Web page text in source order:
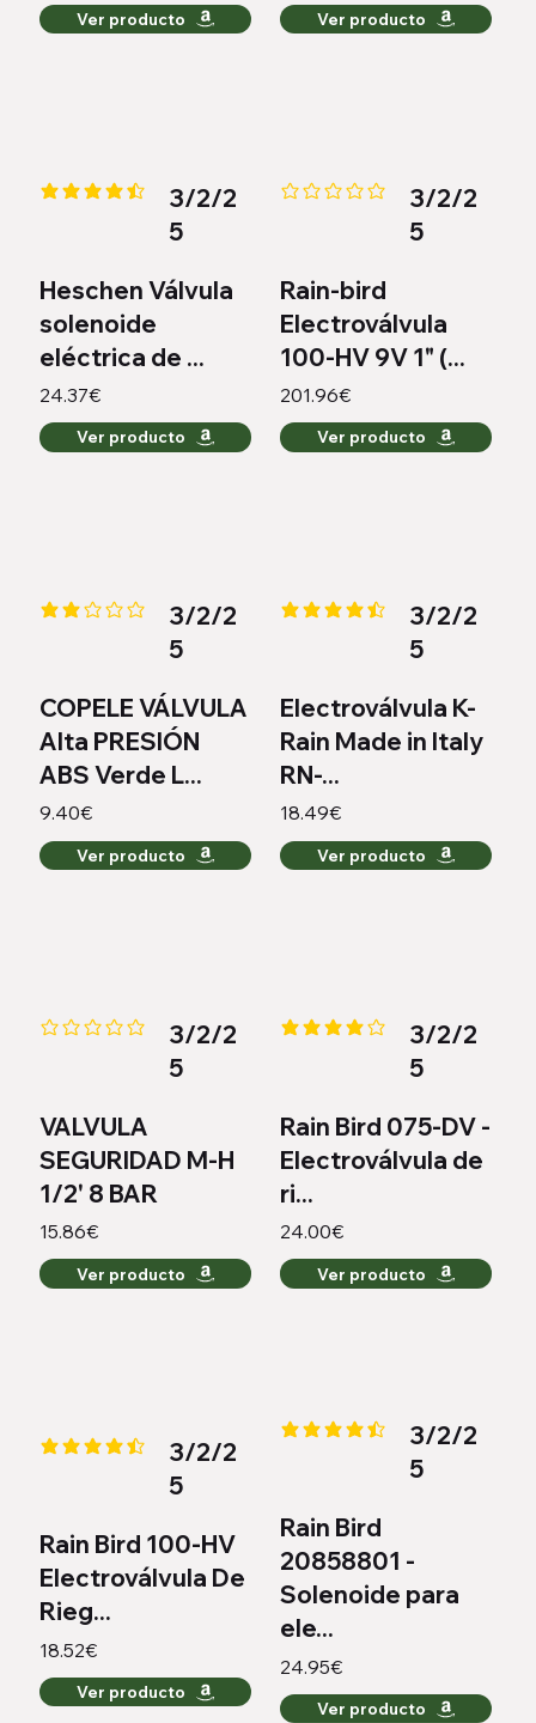
Ver producto Ver producto
la calificación promedio es 4.3 de 5
3/2/2
5
Heschen Válvula
solenoide
eléctrica de ...
24.37€
Ver producto
Aún no hay calificaciones
3/2/2
5
Rain-bird
Electroválvula
100-HV 9V 1" (...
201.96€
Ver producto
la calificación promedio es 2 de 5
3/2/2
5
COPELE VÁLVULA
Alta PRESIÓN
ABS Verde L...
9.40€
Ver producto
la calificación promedio es 4.4
3/2/2
5
Electroválvula K-
Rain Made in Italy
RN-...
18.49€
Ver producto
Aún no hay calificaciones
3/2/2
5
VALVULA
SEGURIDAD M-H
1/2' 8 BAR
15.86€
Ver producto
la calificación promedio es 4 de
3/2/2
5
Rain Bird 075-DV -
Electroválvula de
ri...
24.00€
Ver producto
la calificación promedio es 4.3 de 5
3/2/2
5
Rain Bird 100-HV
Electroválvula De
Rieg...
18.52€
Ver producto
la calificación promedio es 4.5
3/2/2
5
Rain Bird
20858801 -
Solenoide para
ele...
24.95€
Ver producto